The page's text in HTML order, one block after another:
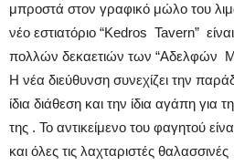
μπροστά στον γραφικό μώλο του
νέο εστιατόριο “Kedros Tavern”
πολλών δεκαετιών των “Αδελφών
Η νέα διεύθυνση συνεχίζει την
ίδια διάθεση και την ίδια αγάπη
της . Το αντικείμενο του φαγητού
και όλες τις λαχταριστές